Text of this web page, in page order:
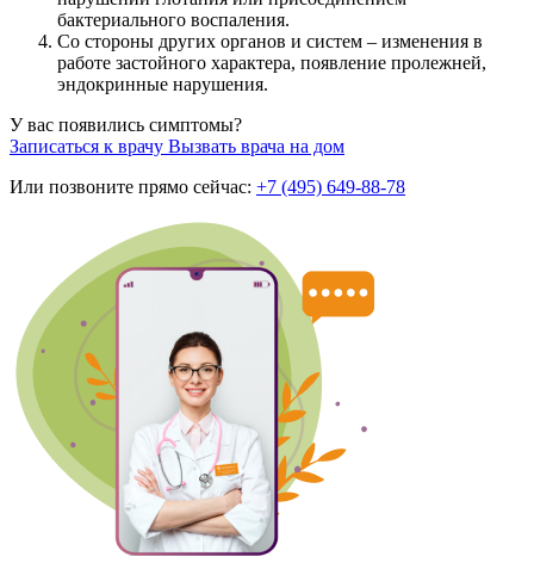
бактериального воспаления.
Со стороны других органов и систем – изменения в
работе застойного характера, появление пролежней,
эндокринные нарушения.
У вас появились симптомы?
Записаться к врачу Вызвать врача на дом
Или позвоните прямо сейчас: +7 (495) 649-88-78